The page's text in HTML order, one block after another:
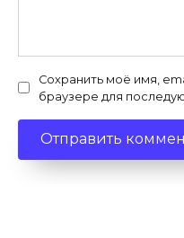
Сохранить моё имя,
браузере для